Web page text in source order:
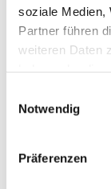
soziale Medien,
Partner führen
weiteren Daten
Notwendig
Präferenzen
24.07.2021
(n)
Preisgeld
0 7 6 WB